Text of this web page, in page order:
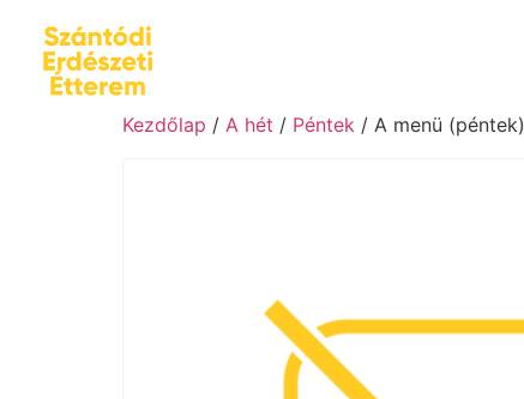
Kezdőlap / A hét / Péntek / A menü (péntek)